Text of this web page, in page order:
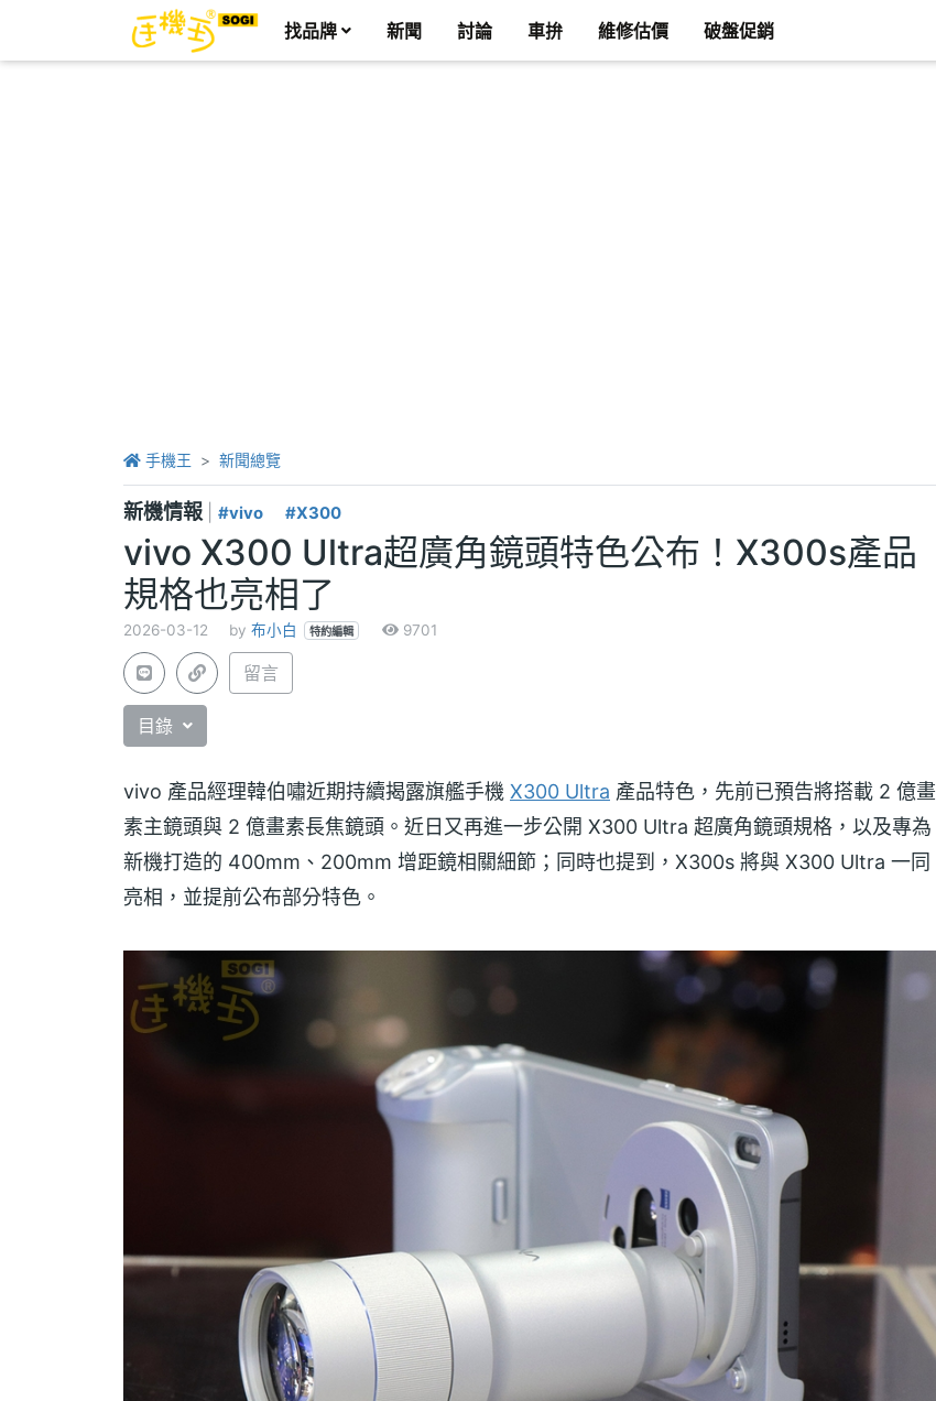
找品牌 新聞 討論 車拚 維修估價 破盤促銷
手機王 新聞總覽
新機情報 #vivo #X300
vivo X300 Ultra超廣角鏡頭特色公布！X300s產品
規格也亮相了
2026-03-12 by 布小白 特約編輯 9701
留言
目錄
vivo 產品經理韓伯嘯近期持續揭露旗艦手機 X300 Ultra 產品特色，先前已預告將搭載 2 億畫
素主鏡頭與 2 億畫素長焦鏡頭。近日又再進一步公開 X300 Ultra 超廣角鏡頭規格，以及專為
新機打造的 400mm、200mm 增距鏡相關細節；同時也提到，X300s 將與 X300 Ultra 一同
亮相，並提前公布部分特色。